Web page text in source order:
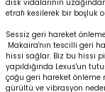
disk vidalarının
etrafı kesilerek bir boşluk
Sessiz geri hareket
Makaira'nın tescilli geri
hissi sağlar. Biz bu hissi
yapıldığında Lexus'un
çoğu geri hareket önleme
gürültü ve vibrasyon